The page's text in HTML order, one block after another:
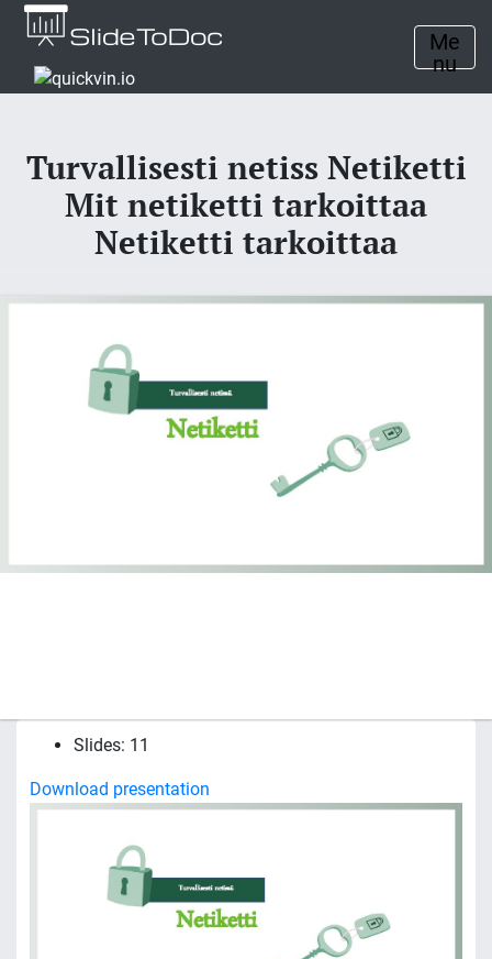
Me
nu
Turvallisesti netiss Netiketti
Mit netiketti tarkoittaa
Netiketti tarkoittaa
Slides: 11
Download presentation